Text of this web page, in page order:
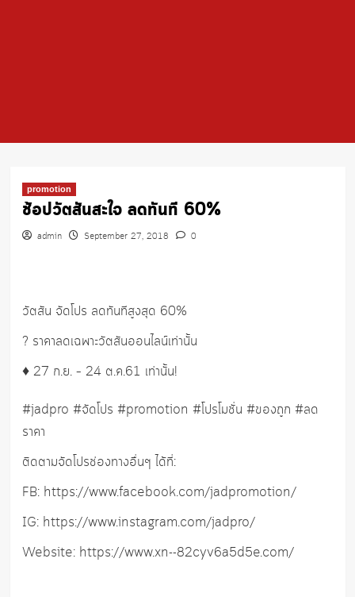
promotion
ช้อปวัตสันสะใจ ลดทันที 60%
admin September 27, 2018 0
วัตสัน จัดโปร ลดทันทีสูงสุด 60%
? ราคาลดเฉพาะวัตสันออนไลน์เท่านั้น
♦️ 27 ก.ย. – 24 ต.ค.61 เท่านั้น!
#jadpro #จัดโปร #promotion #โปรโมชั่น #ของถูก #ลด
ราคา
ติดตามจัดโปรช่องทางอื่นๆ ได้ที่:
FB: https://www.facebook.com/jadpromotion/
IG: https://www.instagram.com/jadpro/
Website: https://www.xn--82cyv6a5d5e.com/